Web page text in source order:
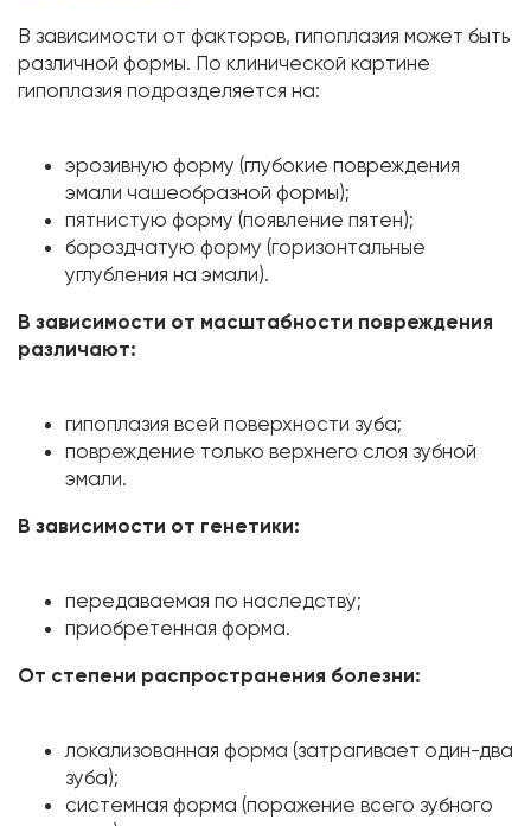
В зависимости от факторов, гипоплазия может быть
различной формы. По клинической картине
гипоплазия подразделяется на:
эрозивную форму (глубокие повреждения
эмали чашеобразной формы);
пятнистую форму (появление пятен);
бороздчатую форму (горизонтальные
углубления на эмали).
В зависимости от масштабности повреждения
различают:
гипоплазия всей поверхности зуба;
повреждение только верхнего слоя зубной
эмали.
В зависимости от генетики:
передаваемая по наследству;
приобретенная форма.
От степени распространения болезни:
локализованная форма (затрагивает один-два
зуба);
системная форма (поражение всего зубного